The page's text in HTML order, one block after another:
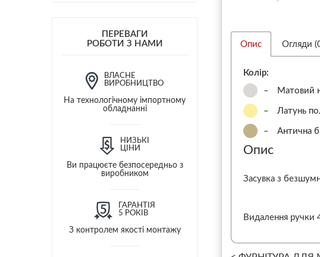
ПЕРЕВАГИ
РОБОТИ З НАМИ
ВЛАСНЕ
ВИРОБНИЦТВО
На технологічному імпортному
обладнанні
НИЗЬКІ
ЦІНИ
Ви працюєте безпосередньо з
виробником
ГАРАНТІЯ
5 РОКІВ
З контролем якості монтажу
Опис Огляди
Колір:
–
Матовий
– Латунь
– Антична
Опис
Засувка з
Видалення ручки